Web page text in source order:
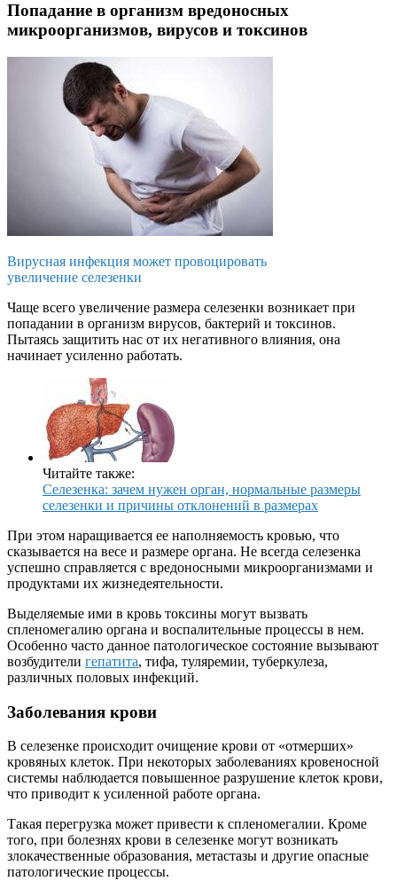
Попадание в организм вредоносных
микроорганизмов, вирусов и токсинов
Вирусная инфекция может провоцировать
увеличение селезенки
Чаще всего увеличение размера селезенки возникает при
попадании в организм вирусов, бактерий и токсинов.
Пытаясь защитить нас от их негативного влияния, она
начинает усиленно работать.
Читайте также:
Селезенка: зачем нужен орган, нормальные размеры
селезенки и причины отклонений в размерах
При этом наращивается ее наполняемость кровью, что
сказывается на весе и размере органа. Не всегда селезенка
успешно справляется с вредоносными микроорганизмами и
продуктами их жизнедеятельности.
Выделяемые ими в кровь токсины могут вызвать
спленомегалию органа и воспалительные процессы в нем.
Особенно часто данное патологическое состояние вызывают
возбудители гепатита, тифа, туляремии, туберкулеза,
различных половых инфекций.
Заболевания крови
В селезенке происходит очищение крови от «отмерших»
кровяных клеток. При некоторых заболеваниях кровеносной
системы наблюдается повышенное разрушение клеток крови,
что приводит к усиленной работе органа.
Такая перегрузка может привести к спленомегалии. Кроме
того, при болезнях крови в селезенке могут возникать
злокачественные образования, метастазы и другие опасные
патологические процессы.